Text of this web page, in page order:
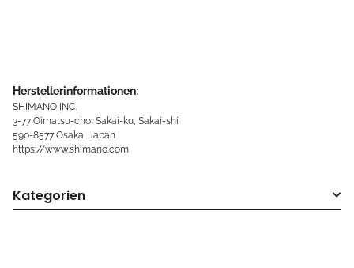
Herstellerinformationen:
SHIMANO INC.
3-77 Oimatsu-cho, Sakai-ku, Sakai-shi
590-8577 Osaka, Japan
https://www.shimano.com
Kategorien